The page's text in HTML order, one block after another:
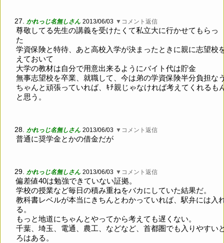
27. かれっじ名無しさん 2013/06/03 ▼コメント返信
尊敬してる先生の講義を受けたくて私立大に行かせてもらっ
学資保険と特待、あと高校入学が決まったときに親に志望校
えておいて
大学の教材は自分で用意出来るようにバイト代は貯金
無事志望校を卒業、就職して、今は弟の学資保険半分負担な
ちゃんと頑張っていれば、ｷﾁ親じゃなければ考えてくれるも
と思う。
28. かれっじ名無しさん 2013/06/03 ▼コメント返信
普通に奨学金とかの借金だが
29. かれっじ名無しさん 2013/06/03 ▼コメント返信
偏差値40は勉強できていない証拠。
学校の授業など毎日の積み重ねをバカにしていた結果だ。
教科書レベルが本当にきちんとわかっていれば、駅弁には入
る。
もっと地道にちゃんとやってから考えても遅くない。
千葉、埼玉、電通、農工、などなど、首都圏でも入りやすい
ろはある。